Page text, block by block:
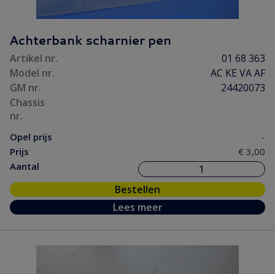
Achterbank scharnier pen
Artikel nr.
01 68 363
Model nr.
AC KE VA AF
GM nr.
24420073
Chassis
nr.
Opel prijs
-
Prijs
€ 3,00
Aantal
Bestellen
Lees meer